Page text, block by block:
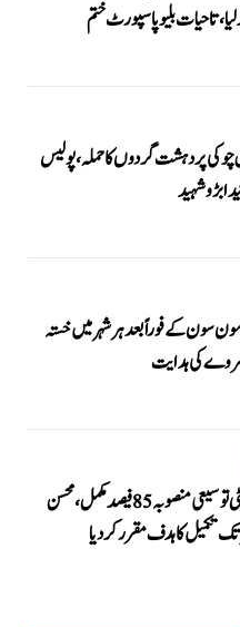
تاحیات بلیو پاسپورٹ ختم
پر دہشت گردوں کا حملہ، پولیس
ابڑو شہید
سون کے فوراً بعد ہر شہر میں خستہ
کی ہدایت
اسلام آباد سیف سٹی توسیعی منصوبہ 85 فیصد مکمل، محسن